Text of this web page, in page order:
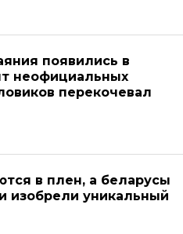
появились в
неофициальных
перекочевал
в плен, а беларусы
изобрели уникальный